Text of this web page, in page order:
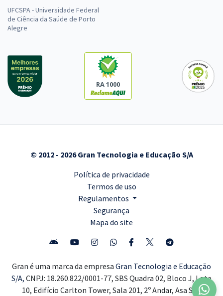
UFCSPA - Universidade Federal
de Ciência da Saúde de Porto
Alegre
RA 1000
© 2012 - 2026 Gran Tecnologia e Educação S/A
Política de privacidade
Termos de uso
Regulamentos
Segurança
Mapa do site
Gran é uma marca da empresa Gran Tecnologia e Educação
S/A, CNPJ: 18.260.822/0001-77, SBS Quadra 02, Bloco J, Lote
10, Edifício Carlton Tower, Sala 201, 2º Andar, Asa Sul,